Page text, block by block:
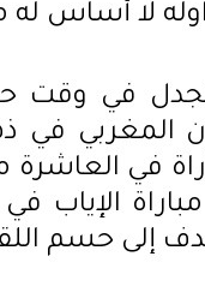
لا أساس
في وقت
في
الإياب
إلى حسم